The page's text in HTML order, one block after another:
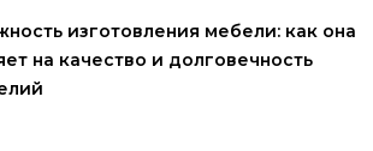
изготовления мебели: как она
на качество и долговечность